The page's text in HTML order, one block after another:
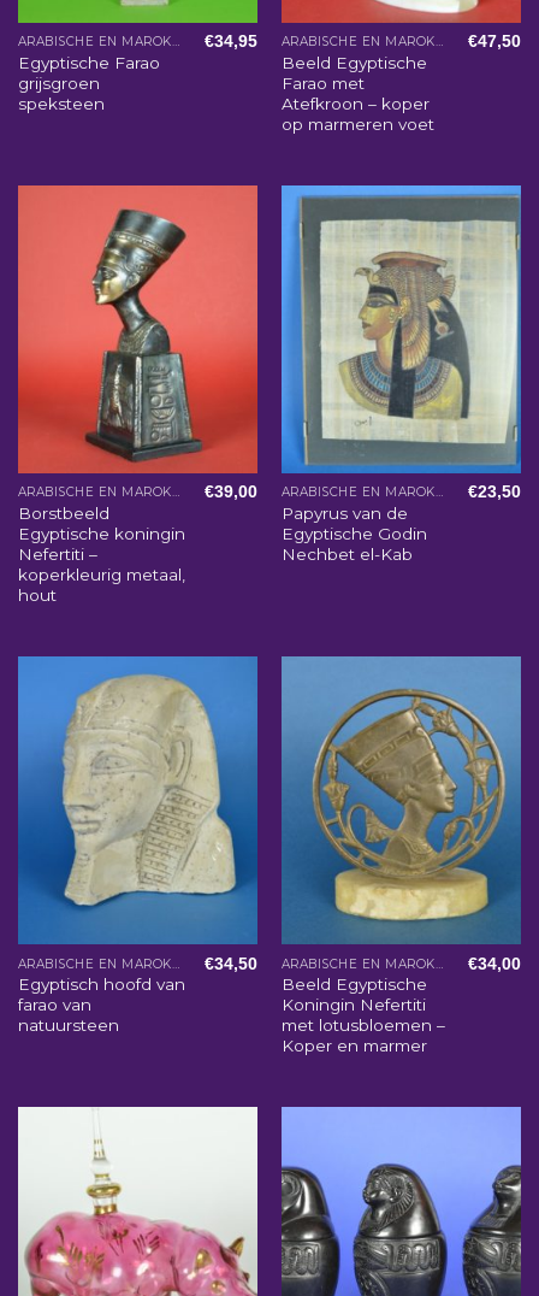
ARABISCHE EN MAROKKAANSE WOONACCESSOIRES
Egyptische Farao
grijsgroen
speksteen
€34,95 ARABISCHE EN MAROKKAANSE WOONACCESSOIRES
Beeld Egyptische
Farao met
Atefkroon – koper
op marmeren voet
€47,50
ARABISCHE EN MAROKKAANSE WOONACCESSOIRES
Borstbeeld
Egyptische koningin
Nefertiti –
koperkleurig metaal,
hout
€39,00 ARABISCHE EN MAROKKAANSE WOONACCESSOIRES
Papyrus van de
Egyptische Godin
Nechbet el-Kab
€23,50
Egyptisch hoofd van
farao van
natuursteen
€34,50
Beeld Egyptische
Koningin Nefertiti
met lotusbloemen –
Koper en marmer
€34,00